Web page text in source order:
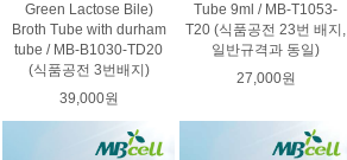
Green Lactose Bile)
Broth Tube with durham
tube / MB-B1030-TD20
(식품공전 3번배지)
39,000원
Tube 9ml / MB-T1053-
T20 (식품공전 23번 배지,
일반규격과 동일)
27,000원